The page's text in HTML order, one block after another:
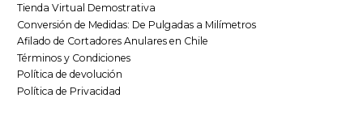
Tienda Virtual Demostrativa
Conversión de Medidas: De Pulgadas a Milímetros
Afilado de Cortadores Anulares en Chile
Términos y Condiciones
Política de devolución
Política de Privacidad